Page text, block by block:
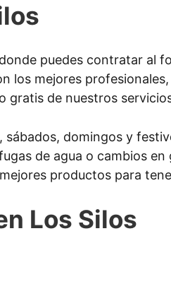
puedes contratar al
los mejores
gratis de nuestros
sábados, domingos y
de agua o cambios
productos para
Los Silos